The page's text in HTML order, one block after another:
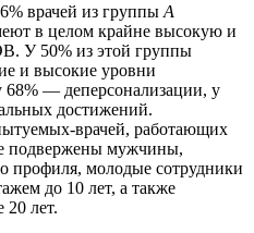
врачей из группы А
в целом крайне высокую и
У 50% из этой группы
и высокие уровни
68% — деперсонализации, у
достижений.
врачей, работающих
подвержены мужчины,
профиля, молодые сотрудники
до 10 лет, а также
лет.